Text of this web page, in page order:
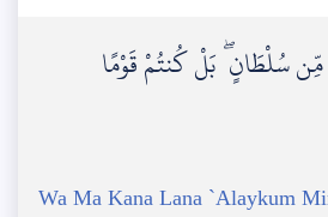
سُلْطَانٍ ۖ بَلْ كُنتُمْ قَوْمًا
Wa Ma Kana Lana `Alaykum